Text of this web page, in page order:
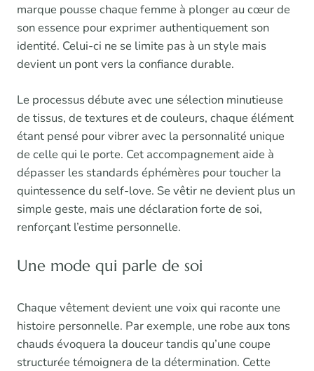
marque pousse chaque femme à plonger au cœur de
son essence pour exprimer authentiquement son
identité. Celui-ci ne se limite pas à un style mais
devient un pont vers la confiance durable.
Le processus débute avec une sélection minutieuse
de tissus, de textures et de couleurs, chaque élément
étant pensé pour vibrer avec la personnalité unique
de celle qui le porte. Cet accompagnement aide à
dépasser les standards éphémères pour toucher la
quintessence du self-love. Se vêtir ne devient plus un
simple geste, mais une déclaration forte de soi,
renforçant l’estime personnelle.
Une mode qui parle de soi
Chaque vêtement devient une voix qui raconte une
histoire personnelle. Par exemple, une robe aux tons
chauds évoquera la douceur tandis qu’une coupe
structurée témoignera de la détermination. Cette